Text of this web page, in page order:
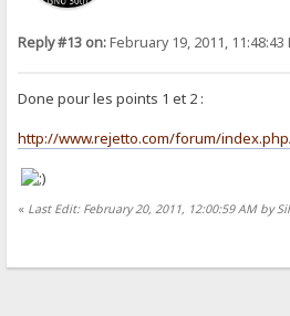
Reply #13 on:February 19, 2011, 11:48:43
Done pour les points 1 et 2 :
http://www.rejetto.com/forum/
« Last Edit: February 20, 2011, 12:00:59 AM by